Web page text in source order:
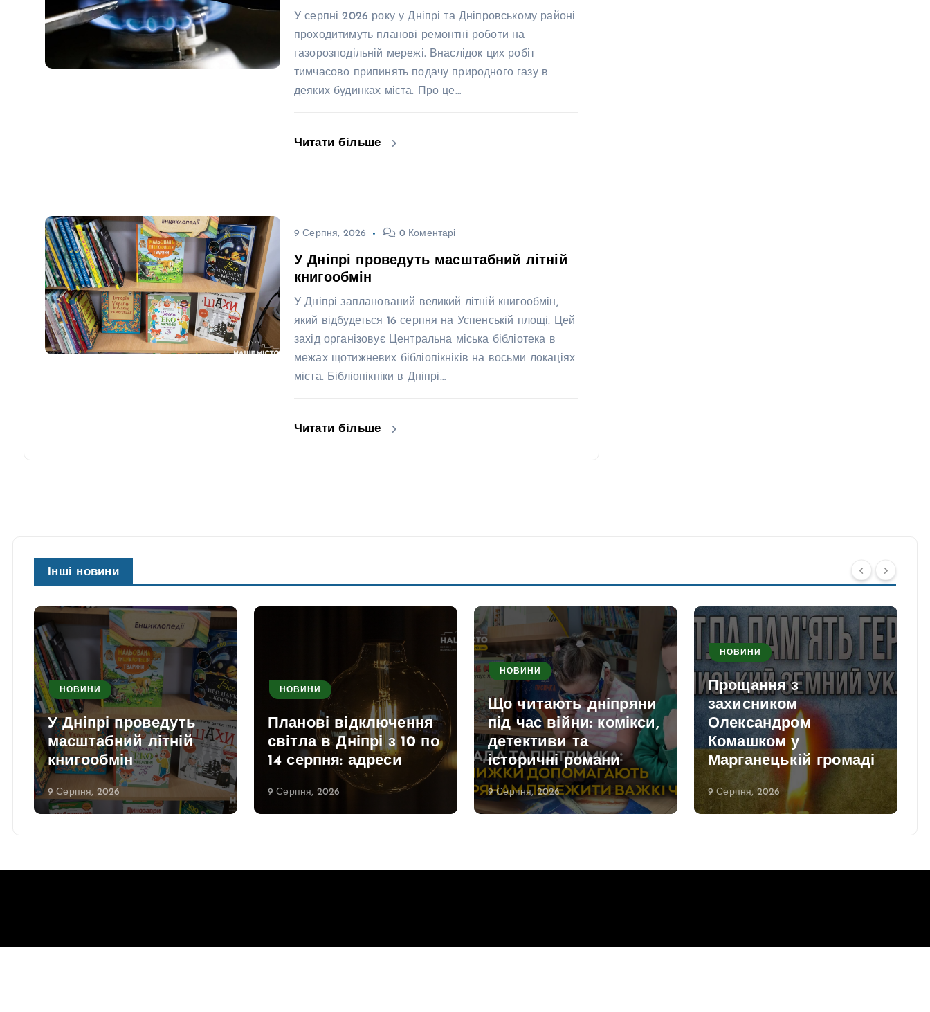
У серпні 2026 року у Дніпрі та Дніпровському районі
проходитимуть планові ремонтні роботи на
газорозподільній мережі. Внаслідок цих робіт
тимчасово припинять подачу природного газу в
деяких будинках міста. Про це…
Читати більше
9 Серпня, 2026 0 Коментарі
У Дніпрі проведуть масштабний літній
книгообмін
У Дніпрі запланований великий літній книгообмін,
який відбудеться 16 серпня на Успенській площі. Цей
захід організовує Центральна міська бібліотека в
межах щотижневих бібліопікніків на восьми локаціях
міста. Бібліопікніки в Дніпрі…
Читати більше
Інші новини
НОВИНИ
У Дніпрі проведуть
масштабний літній
книгообмін
9 Серпня, 2026
НОВИНИ
Планові відключення
світла в Дніпрі з 10 по
14 серпня: адреси
9 Серпня, 2026
НОВИНИ
Що читають дніпряни
під час війни: комікси,
детективи та
історичні романи
9 Серпня, 2026
НОВИНИ
Прощання з
захисником
Олександром
Комашком у
Марганецькій громаді
9 Серпня, 2026